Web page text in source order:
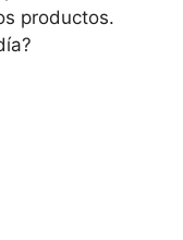
productos.